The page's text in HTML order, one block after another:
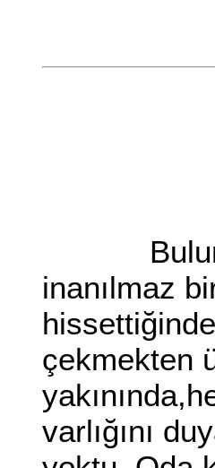
inanılmaz
çekmekten
varlığını